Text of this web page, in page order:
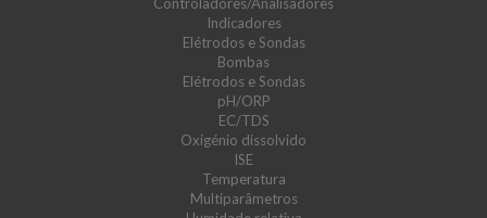
Indicadores
Elétrodos e Sondas
Bombas
Elétrodos e Sondas
pH/ORP
EC/TDS
Oxigénio dissolvido
ISE
Temperatura
Multiparâmetros